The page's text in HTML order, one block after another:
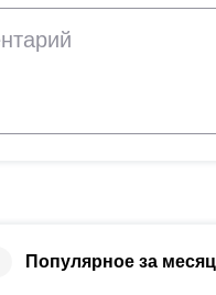
Популярное за месяц